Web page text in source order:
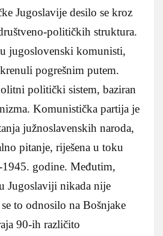
Jugoslavije desilo se kroz
političkih struktura.
jugoslovenski komunisti,
pogrešnim putem.
politički sistem, baziran
Komunistička partija je
južnoslavenskih naroda,
pitanje, riješena u toku
godine. Međutim,
Jugoslaviji nikada nije
to odnosilo na Bošnjake
90-ih različito